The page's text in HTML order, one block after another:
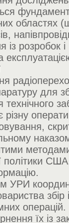
областях
із розробок
для
технічного
різну
політики
УРИ
їх із